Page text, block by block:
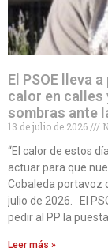
El PSOE lleva
calor en calles
sombras ante
13 de julio de 2026
“El calor de estos
actuar para que
Cobaleda portavoz
julio de 2026. El
pedir al PP la
Leer más »